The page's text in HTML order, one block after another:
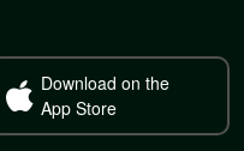
Download on the
App Store